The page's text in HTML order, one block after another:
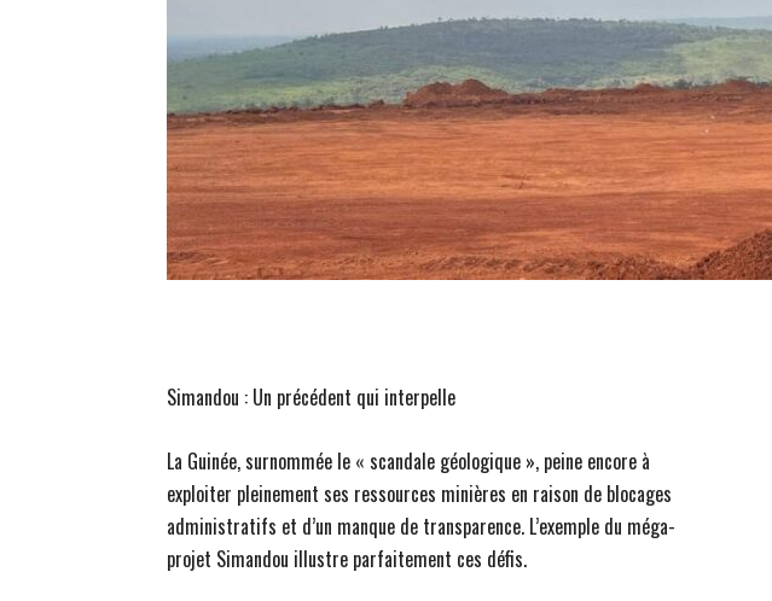
Simandou : Un précédent qui interpelle
La Guinée, surnommée le « scandale géologique », peine encore à
exploiter pleinement ses ressources minières en raison de blocages
administratifs et d’un manque de transparence. L’exemple du méga-
projet Simandou illustre parfaitement ces défis.